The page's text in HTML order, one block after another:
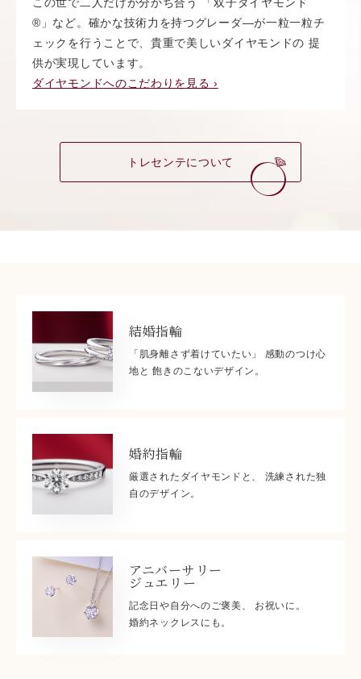
この世で二人だけが分かち合う 「双子ダイヤモンド
®︎」など。確かな技術力を持つグレーダ―が一粒一粒チ
ェックを行うことで、貴重で美しいダイヤモンドの 提
供が実現しています。
ダイヤモンドへのこだわりを見る ›
トレセンテについて
結婚指輪
「肌身離さず着けていたい」 感動のつけ心
地と 飽きのこないデザイン。
婚約指輪
厳選されたダイヤモンドと、 洗練された独
自のデザイン。
アニバーサリー
ジュエリー
記念日や自分へのご褒美、 お祝いに。
婚約ネックレスにも。